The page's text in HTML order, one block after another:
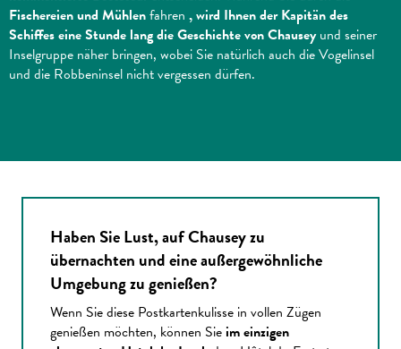
Fischereien und Mühlenfahren , wird Ihnen der Kapitän des
Schiffes eine Stunde lang die Geschichte von Chauseyund seiner
Inselgruppe näher bringen, wobei Sie natürlich auch die Vogelinsel
und die Robbeninsel nicht vergessen dürfen.
Haben Sie Lust, auf Chausey zu
übernachten und eine außergewöhnliche
Umgebung zu genießen?
Wenn Sie diese Postkartenkulisse in vollen Zügen
genießen möchten, können Sie im einzigen